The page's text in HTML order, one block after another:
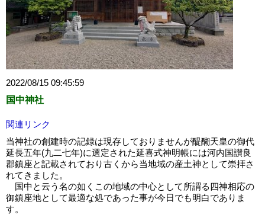
2022/08/15 09:45:59
国中神社
関連リンク
当神社の創建時の記録は現存しておりませんが醍醐天皇の御代
延長五年(九二七年)に選定された延喜式神明帳には河内国讃良
郡鎮座と記載されており古くから当地域の産土神として崇拝さ
れてきました。
国中と云う名の如くこの地域の中心として所謂る四神相応の
御鎮座地として最適な処であった事が今日でも明白でありま
す。